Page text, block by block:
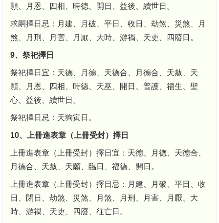
願、月恩、四相、時德、開日、益後、續世日。
求嗣擇日忌：月建、月破、平日、收日、劫煞、災煞、月
煞、月刑、月害、月厭、大時、游禍、天吏、四廢日。
9、祭祀擇日
祭祀擇日宜：天德、月德、天德合、月德合、天赦、天
願、月恩、四相、時德、天巫、開日、普護、福生、聖
心、益後、續世日。
祭祀擇日忌：天狗寅日。
10、上冊進表章（上冊受封）擇日
上冊進表章（上冊受封）擇日宜：天德、月德、天德合、
月德合、天赦、天願、臨日、福德、開日。
上冊進表章（上冊受封）擇日忌：月建、月破、平日、收
日、閉日、劫煞、災煞、月煞、月刑、月害、月厭、大
時、游禍、天吏、四廢、往亡日。